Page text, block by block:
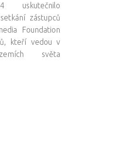
uskutečnilo
zástupců
Foundation
kteří vedou v
světa